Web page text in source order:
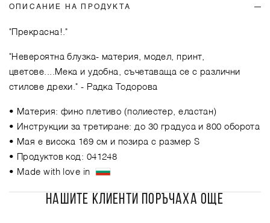
ОПИСАНИЕ НА ПРОДУКТА
"Прекрасна!."
"Невероятна блузка- материя, модел, принт,
цветове....Мека и удобна, съчетаваща се с различни
стилове дрехи." - Радка Тодорова
• Материя: фино плетиво (полиестер, еластан)
• Инструкции за третиране: до 30 градуса и 800 оборота
• Мая е висока 169 см и позира с размер S
• Продуктов код: 041248
• Made with love in
НАШИТЕ КЛИЕНТИ ПОРЪЧАХА ОЩЕ